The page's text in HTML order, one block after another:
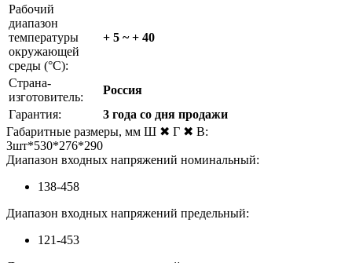
Рабочий
диапазон
температуры
окружающей
среды (°С):
+ 5 ~ + 40
Страна-
изготовитель:
Россия
Гарантия:
3 года со дня продажи
Габаритные размеры, мм Ш ✖ Г ✖ В:
3шт*530*276*290
Диапазон входных напряжений номинальный:
138-458
Диапазон входных напряжений предельный:
121-453